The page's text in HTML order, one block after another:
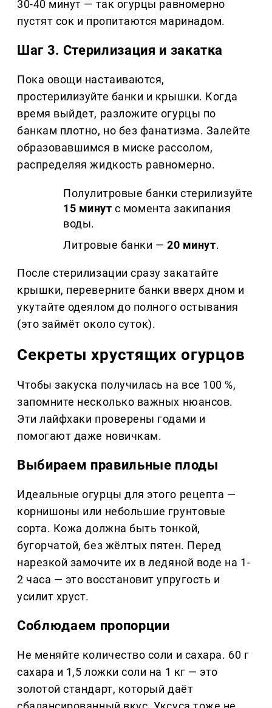
30-40 минут — так огурцы равномерно
пустят сок и пропитаются маринадом.
Шаг 3. Стерилизация и закатка
Пока овощи настаиваются,
простерилизуйте банки и крышки. Когда
время выйдет, разложите огурцы по
банкам плотно, но без фанатизма. Залейте
образовавшимся в миске рассолом,
распределяя жидкость равномерно.
Полулитровые банки стерилизуйте
15 минут с момента закипания
воды.
Литровые банки —20 минут.
После стерилизации сразу закатайте
крышки, переверните банки вверх дном и
укутайте одеялом до полного остывания
(это займёт около суток).
Секреты хрустящих огурцов
Чтобы закуска получилась на все 100 %,
запомните несколько важных нюансов.
Эти лайфхаки проверены годами и
помогают даже новичкам.
Выбираем правильные плоды
Идеальные огурцы для этого рецепта —
корнишоны или небольшие грунтовые
сорта. Кожа должна быть тонкой,
бугорчатой, без жёлтых пятен. Перед
нарезкой замочите их в ледяной воде на 1-
2 часа — это восстановит упругость и
усилит хруст.
Соблюдаем пропорции
Не меняйте количество соли и сахара. 60 г
сахара и 1,5 ложки соли на 1 кг — это
золотой стандарт, который даёт